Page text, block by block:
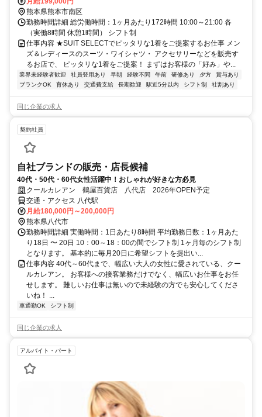
電Ｂ系統)(約33分)
熊本県熊本市南区
勤務時間詳細 総労働時間：1ヶ月あたり172時間 10:00～21:00 各
（実働8時間 休憩1時間） シフト制
仕事内容 ★SUIT SELECTでピッタリな1着をご提案するお仕事 メン
ズ＆レディースのスーツ・ワイシャツ・ アクセサリーなどを販売す
るお店で、 ピッタリな1着をご提案！ まずはお客様の「好み」や...
業界未経験者歓迎 社員登用あり 早朝 経験不問 午前 研修あり 夕方
賞与あり
ブランクOK
育休あり 交通費支給 長期歓迎 駅近5分以内 シフト制 社割あり
同じ企業の求人
契約社員
自社ブランドの販売・店長候補
40代・50代・60代女性活躍中！おしゃれが好きな方必見
クールカレアン 鶴屋百貨店 八代店 2026年OPEN予定
交通・アクセス 八代駅
月給180,000円～200,000円
熊本県八代市
勤務時間詳細 実働時間：1日あたり8時間 平均勤務日数：1ヶ月あた
り18日 〜 20日 10：00～18：00の間でシフト制 1ヶ月毎のシフト制
となります。 基本的に毎月20日に希望シフトを提出い...
仕事内容 40代～60代まで、幅広い大人の女性に愛されている、クー
ルカレアン。 お客様への接客業務だけでなく、幅広いお仕事をお任
せします。 難しいお仕事は無いので未経験の方でも安心してくださ
いね！ ...
車通勤OK シフト制
同じ企業の求人
アルバイト・パート